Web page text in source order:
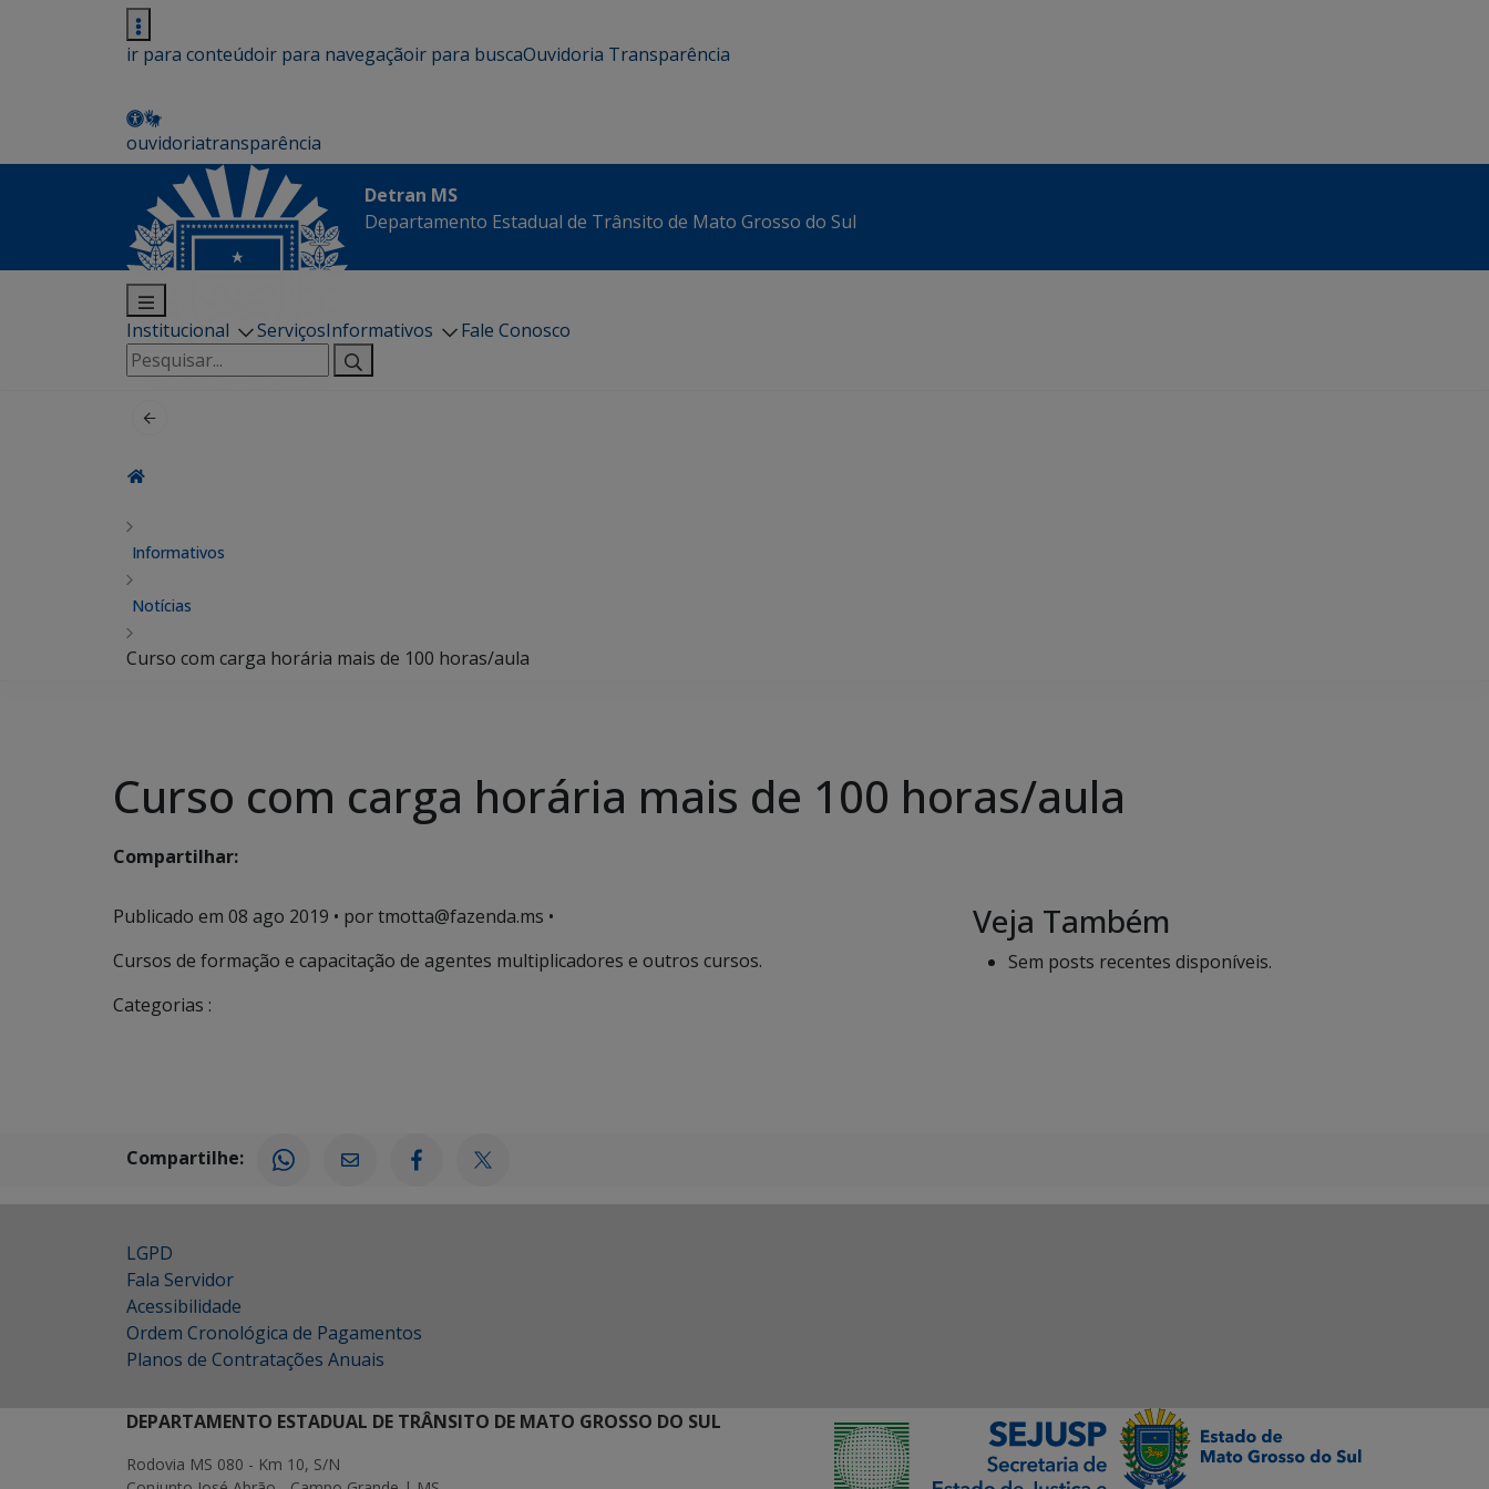
ir para conteúdoir para navegaçãoir para buscaOuvidoria Transparência
ouvidoriatransparência
Detran MS
Departamento Estadual de Trânsito de Mato Grosso do Sul
Institucional ServiçosInformativos
Fale Conosco
Pesquisar
por:
Informativos
Notícias
Curso com carga horária mais de 100 horas/aula
Curso com carga horária mais de 100 horas/aula
Compartilhar:
Publicado em 08 ago 2019 • por tmotta@fazenda.ms •
Cursos de formação e capacitação de agentes multiplicadores e outros cursos.
Categorias :
Veja Também
Sem posts recentes disponíveis.
Compartilhe:
LGPD
Fala Servidor
Acessibilidade
Ordem Cronológica de Pagamentos
Planos de Contratações Anuais
DEPARTAMENTO ESTADUAL DE TRÂNSITO DE MATO GROSSO DO SUL
Rodovia MS 080 - Km 10, S/N